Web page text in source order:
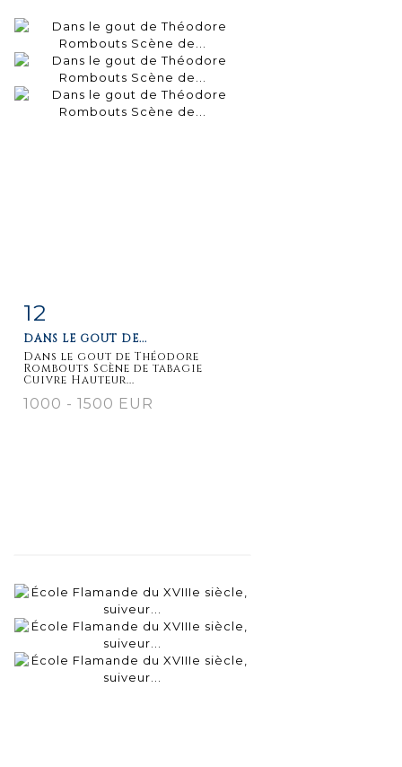
12
DANS LE GOUT DE...
Dans le gout de Théodore
Rombouts Scène de tabagie
Cuivre Hauteur...
1000 - 1500 EUR